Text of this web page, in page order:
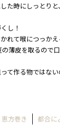
た時にしっとり
し！
れて喉につっか
薄皮を取るので
て作る物ではな
恵方巻き 都合に